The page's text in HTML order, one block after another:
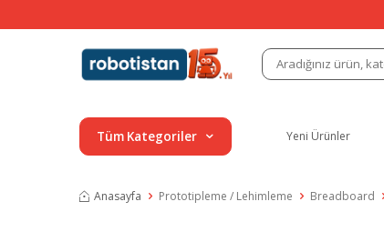
Tüm Kategoriler Yeni Ürünler
Anasayfa Prototipleme / Lehimleme Breadboard